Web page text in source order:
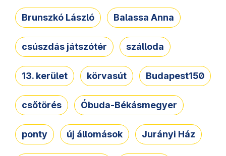
Brunszkó László Balassa Anna
csúszdás játszótér szálloda
13. kerület körvasút Budapest150
csőtörés Óbuda-Békásmegyer
ponty új állomások Jurányi Ház